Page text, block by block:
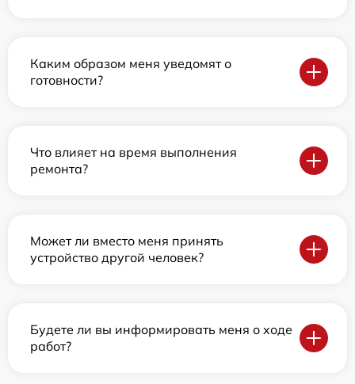
Каким образом меня уведомят о
готовности?
Что влияет на время выполнения
ремонта?
Может ли вместо меня принять
устройство другой человек?
Будете ли вы информировать меня о ходе
работ?